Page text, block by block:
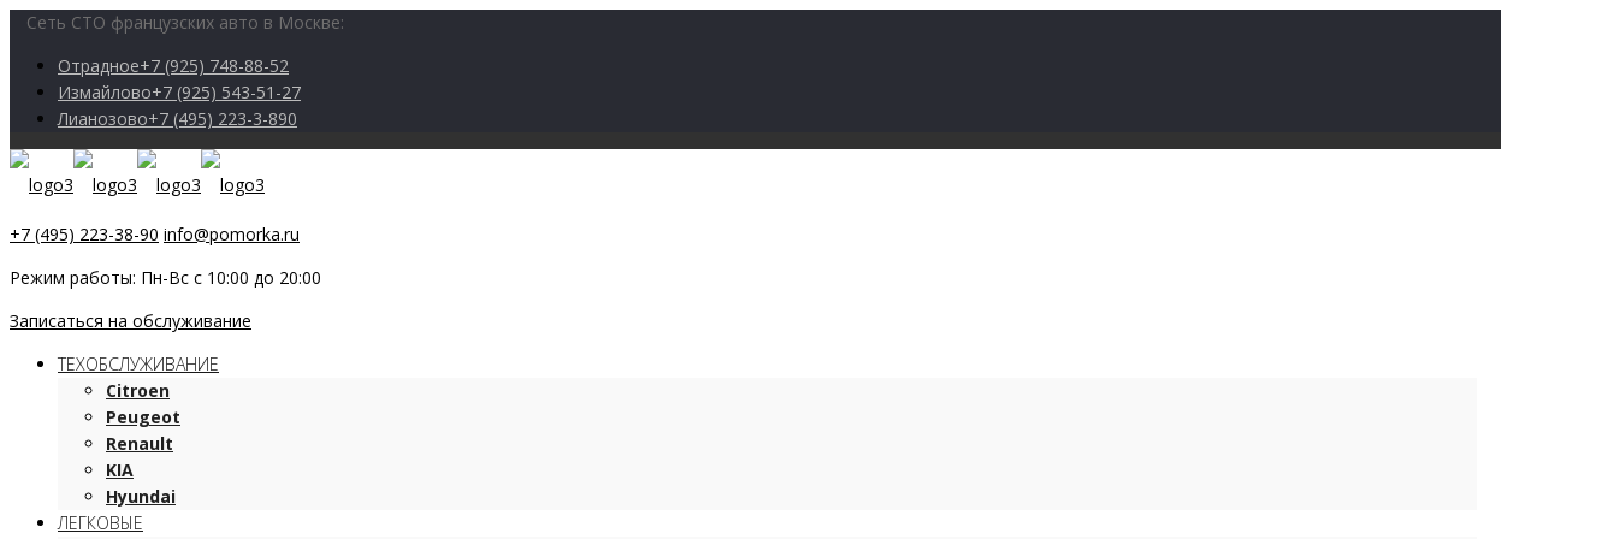
Сеть СТО французских авто в Москве:
Отрадное+7 (925) 748-88-52
Измайлово+7 (925) 543-51-27
Лианозово+7 (495) 223-3-890
+7 (495) 223-38-90 info@pomorka.ru
Режим работы: Пн-Вс с 10:00 до 20:00
Записаться на обслуживание
ТЕХОБСЛУЖИВАНИЕ
Citroen
Peugeot
Renault
KIA
Hyundai
ЛЕГКОВЫЕ